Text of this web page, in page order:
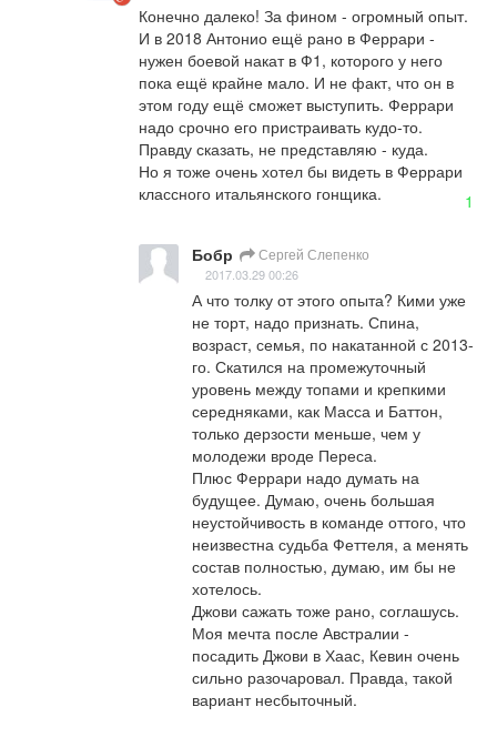
Конечно далеко! За фином - огромный опыт.
И в 2018 Антонио ещё рано в Феррари -
нужен боевой накат в Ф1, которого у него
пока ещё крайне мало. И не факт, что он в
этом году ещё сможет выступить. Феррари
надо срочно его пристраивать кудо-то.
Правду сказать, не представляю - куда.
Но я тоже очень хотел бы видеть в Феррари
классного итальянского гонщика.
1
Бобр Сергей Слепенко
2017.03.29 00:26
А что толку от этого опыта? Кими уже
не торт, надо признать. Спина,
возраст, семья, по накатанной с 2013-
го. Скатился на промежуточный
уровень между топами и крепкими
середняками, как Масса и Баттон,
только дерзости меньше, чем у
молодежи вроде Переса.
Плюс Феррари надо думать на
будущее. Думаю, очень большая
неустойчивость в команде оттого, что
неизвестна судьба Феттеля, а менять
состав полностью, думаю, им бы не
хотелось.
Джови сажать тоже рано, соглашусь.
Моя мечта после Австралии -
посадить Джови в Хаас, Кевин очень
сильно разочаровал. Правда, такой
вариант несбыточный.